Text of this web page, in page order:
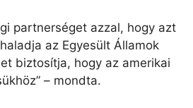
partnerséget azzal, hogy azt
az Egyesült Államok
biztosítja, hogy az amerikai
– mondta.